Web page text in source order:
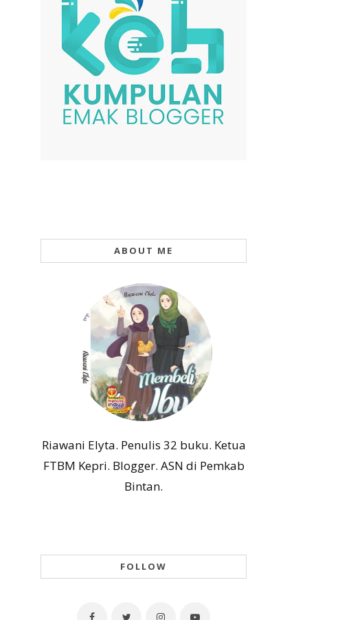
ABOUT ME
Riawani Elyta. Penulis 32 buku. Ketua
FTBM Kepri. Blogger. ASN di Pemkab
Bintan.
FOLLOW